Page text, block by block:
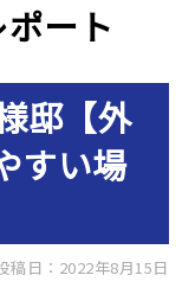
ート
邸【外
すい場
稿日：2022年8月15日